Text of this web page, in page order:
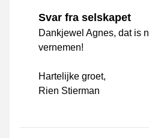
Svar fra selskapet
Dankjewel Agnes, dat is
vernemen!
Hartelijke groet,
Rien Stierman